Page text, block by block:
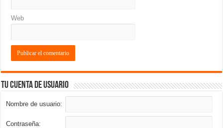
Web
Tu cuenta de usuario
Nombre de usuario:
Contraseña: